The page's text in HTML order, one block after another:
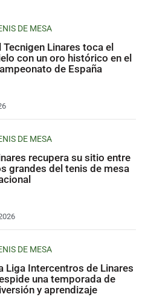
DE MESA
Tecnigen Linares toca el
con un oro histórico en el
de España
DE MESA
recupera su sitio entre
grandes del tenis de mesa
DE MESA
Liga Intercentros de Linares
una temporada de
y aprendizaje